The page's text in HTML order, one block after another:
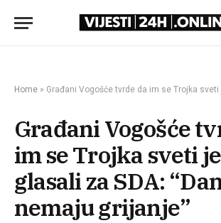
Home » Građani Vogošće tvrde da im se Trojka sveti jer su glasali za
Građani Vogošće
im se Trojka sveti
glasali za SDA:
nemaju grijanje”